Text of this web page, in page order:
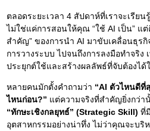
ตลอดระยะเวลา 4 สัปดาห์ที่เราจะเรีย
ไม่ใช่แค่การสอนให้คุณ “ใช้ AI เป็น” แ
สำคัญ” ของการนำ AI มาขับเคลื่อนธุร
การวางระบบ ไปจนถึงการลงมือทำจริง
ประยุกต์ใช้และสร้างผลลัพธ์ที่จับต้องได้
หลายคนมักตั้งคำถามว่า “AI ตัวไหนดีที่
ไหนก่อน?” แต่ความจริงที่สำคัญยิ่งกว่า
“ทักษะเชิงกลยุทธ์” (Strategic Skill) ที่
อุตสาหกรรมอย่างน่าทึ่ง ไม่ว่าคุณจะบริ